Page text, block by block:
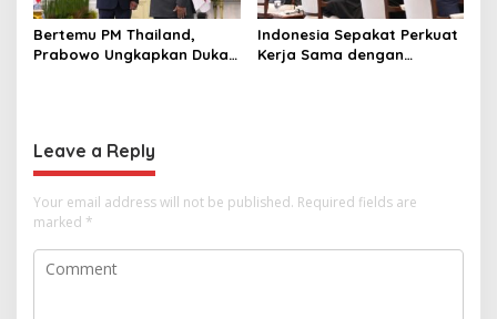
Bertemu PM Thailand,
Prabowo Ungkapkan Duka
Indonesia Sepakat Perkuat
Kerja Sama dengan
Leave a Reply
Your email address will not be published. Required fields are
marked *